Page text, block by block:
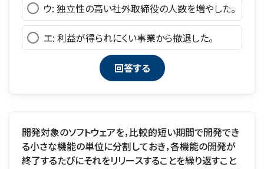
ウ: 独立性の高い社外取締役の人数を増やした。
エ: 利益が得られにくい事業から撤退した。
開発対象のソフトウェアを，比較的短い期間で開発でき
る小さな機能の単位に分割しておき，各機能の開発が
終了するたびにそれをリリースすることを繰り返すこと